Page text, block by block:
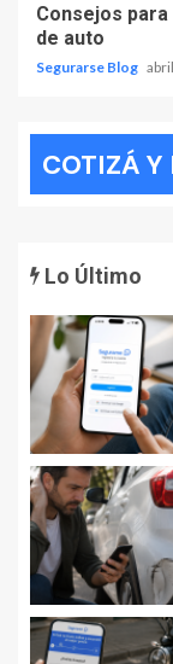
Consejos
de auto
Segurarse Blog
COTIZÁ
Lo Último